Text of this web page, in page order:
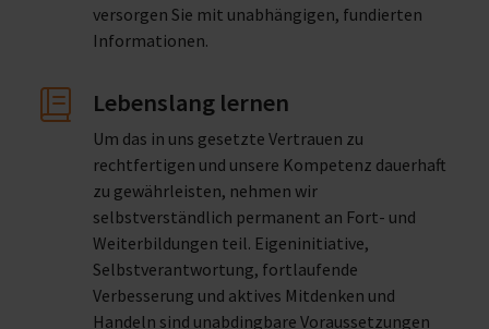
versorgen Sie mit unabhängigen, fundierten
Informationen.
Lebenslang lernen
Um das in uns gesetzte Vertrauen zu
rechtfertigen und unsere Kompetenz dauerhaft
zu gewährleisten, nehmen wir
selbstverständlich permanent an Fort- und
Weiterbildungen teil. Eigeninitiative,
Selbstverantwortung, fortlaufende
Verbesserung und aktives Mitdenken und
Handeln sind unabdingbare Voraussetzungen